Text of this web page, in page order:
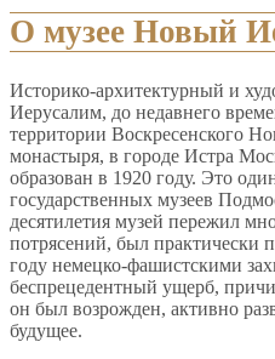
О музее Новый
Историко-архитектурный и
Иерусалим, до недавнего
территории Воскресенского
монастыря, в городе Истра
образован в 1920 году. Это
государственных музеев
десятилетия музей пережил
потрясений, был практически
году немецко-фашистскими
беспрецедентный ущерб,
он был возрожден, активно
будущее.